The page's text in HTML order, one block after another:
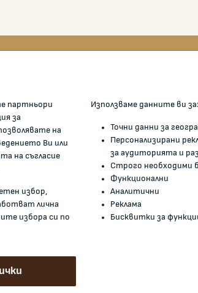
актове
Регистър на опасните
Регистър на е-адреси
нежелаещи да
Помирителна комисия
партньори
за
на
Ви или
на съгласие
избор,
лична
избора си по
Използваме данните ви за:
Точни данни за
Персонализирани
за аудиторията и
Строго необходими
Функционални
Аналитични
Реклама
Бисквитки за